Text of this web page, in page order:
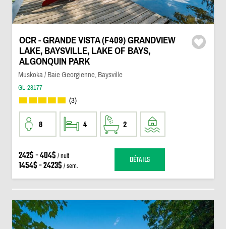
OCR - GRANDE VISTA (F409) GRANDVIEW
LAKE, BAYSVILLE, LAKE OF BAYS,
ALGONQUIN PARK
Muskoka / Baie Georgienne, Baysville
GL-28177
(3)
8 4 2
242$ - 404$ / nuit
1454$ - 2423$ / sem. DÉTAILS